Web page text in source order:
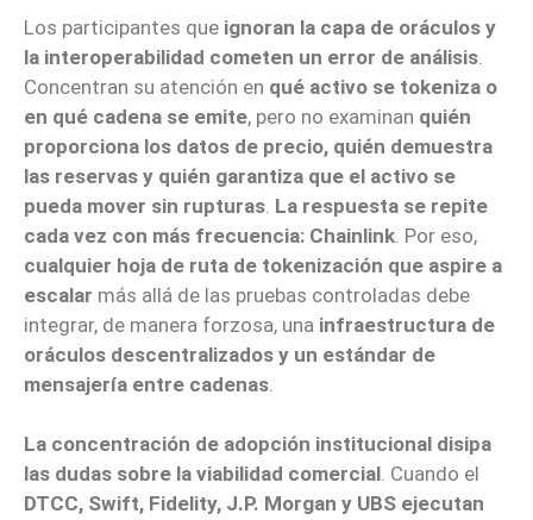
Los participantes que ignoran la capa de oráculos y
la interoperabilidad cometen un error de análisis
Concentran su atención en qué activo se tokeniza o
en qué cadena se emite, pero no examinan quién
proporciona los datos de precio, quién demuestra
las reservas y quién garantiza que el activo se
pueda mover sin rupturas La respuesta se repite
cada vez con más frecuencia: Chainlink . Por eso,
cualquier hoja de ruta de tokenización que aspire a
escalar más allá de las pruebas controladas debe
integrar, de manera forzosa, una infraestructura de
oráculos descentralizados y un estándar de
mensajería entre cadenas
La concentración de adopción institucional disipa
las dudas sobre la viabilidad comercial. Cuando el
DTCC, Swift, Fidelity, J.P. Morgan y UBS ejecutan